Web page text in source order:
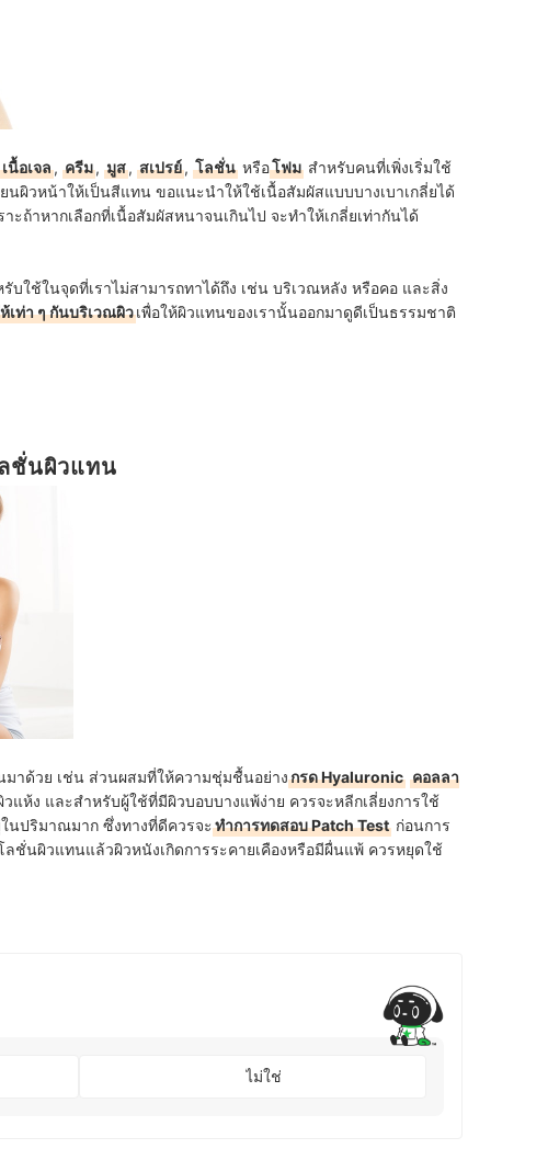
เนื้อเจล, ครีม, มูส, สเปรย์, โลชั่น หรือโฟม สำหรับคนที่เพิ่งเริ่มใช้
ผิวหน้าให้เป็นสีแทน ขอแนะนำให้ใช้เนื้อสัมผัสแบบบางเบาเกลี่ยได้
ะถ้าหากเลือกที่เนื้อสัมผัสหนาจนเกินไป จะทำให้เกลี่ยเท่ากันได้
ใช้ในจุดที่เราไม่สามารถทาได้ถึง เช่น บริเวณหลัง หรือคอ และสิ่ง
เท่า ๆ กันบริเวณผิวเพื่อให้ผิวแทนของเรานั้นออกมาดูดีเป็นธรรมชาติ
ชั่นผิวแทน
าด้วย เช่น ส่วนผสมที่ให้ความชุ่มชื้นอย่างกรด Hyaluronic คอลลา
แห้ง และสำหรับผู้ใช้ที่มีผิวบอบบางแพ้ง่าย ควรจะหลีกเลี่ยงการใช้
นปริมาณมาก ซึ่งทางที่ดีควรจะทำการทดสอบ Patch Test ก่อนการ
ชั่นผิวแทนแล้วผิวหนังเกิดการระคายเคืองหรือมีผื่นแพ้ ควรหยุดใช้
ไม่ใช่